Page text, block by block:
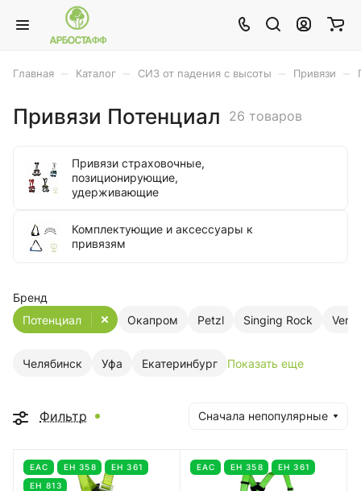
Главная Каталог СИЗ от падения с высоты Привязи
Привязи Потенциал 26 товаров
Привязи страховочные,
позиционирующие,
удерживающие
Комплектующие и аксессуары к
привязям
Бренд
Окапром
Petzl Singing Rock Vento
Потенциал
Челябинск Уфа Екатеринбург Показать еще
Фильтр Сначала непопулярные
EAC ЕН 358
ЕН 361
ЕН 813
EAC ЕН 358 ЕН 361